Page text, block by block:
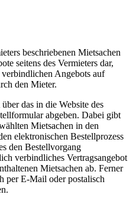
beschriebenen Mietsachen
seitens des Vermieters dar,
Angebots auf
den Mieter.
das in die Website des
abgeben. Dabei gibt
Mietsachen in den
elektronischen Bestellprozess
den Bestellvorgang
verbindliches Vertragsangebot
Mietsachen ab. Ferner
per E-Mail oder postalisch